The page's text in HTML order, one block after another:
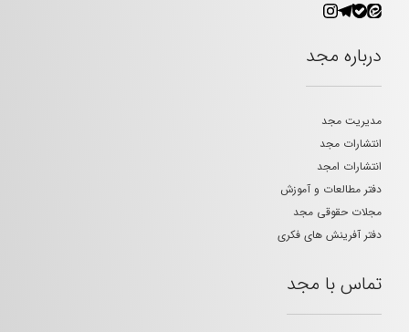
درباره مجد
مدیریت مجد
انتشارات مجد
انتشارات امجد
دفتر مطالعات و آموزش
مجلات حقوقی مجد
دفتر آفرینش های فکری
تماس با مجد